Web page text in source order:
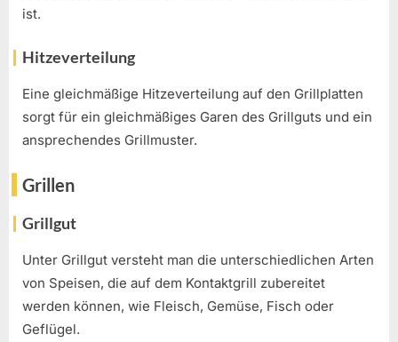
ist.
Hitzeverteilung
Eine gleichmäßige Hitzeverteilung auf den Grillplatten
sorgt für ein gleichmäßiges Garen des Grillguts und ein
ansprechendes Grillmuster.
Grillen
Grillgut
Unter Grillgut versteht man die unterschiedlichen Arten
von Speisen, die auf dem Kontaktgrill zubereitet
werden können, wie Fleisch, Gemüse, Fisch oder
Geflügel.